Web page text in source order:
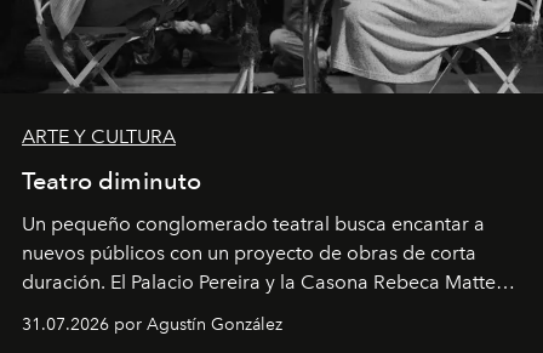
ARTE Y CULTURA
Teatro diminuto
Un pequeño conglomerado teatral busca encantar a
nuevos públicos con un proyecto de obras de corta
duración. El Palacio Pereira y la Casona Rebeca Matte
miniobras. Sus puestas en escena son limpias; ponen el
31.07.2026 por Agustín González